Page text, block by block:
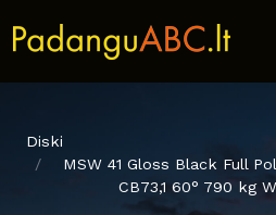
Diski
MSW 41 Gloss Black Full
CB73,1 60° 790 kg